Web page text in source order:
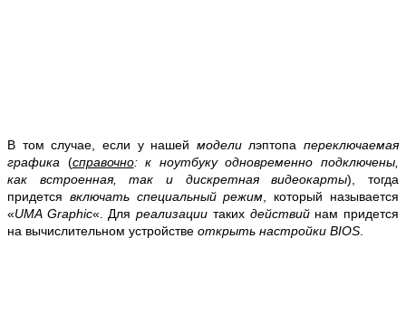
В том случае, если у нашей модели лэптопа переключаемая
графика (справочно: к ноутбуку одновременно подключены,
как встроенная, так и дискретная видеокарты), тогда
придется включать специальный режим , который называется
«UMA Graphic«. Дляреализации таких действий нам придется
на вычислительном устройстве открыть настройки BIOS